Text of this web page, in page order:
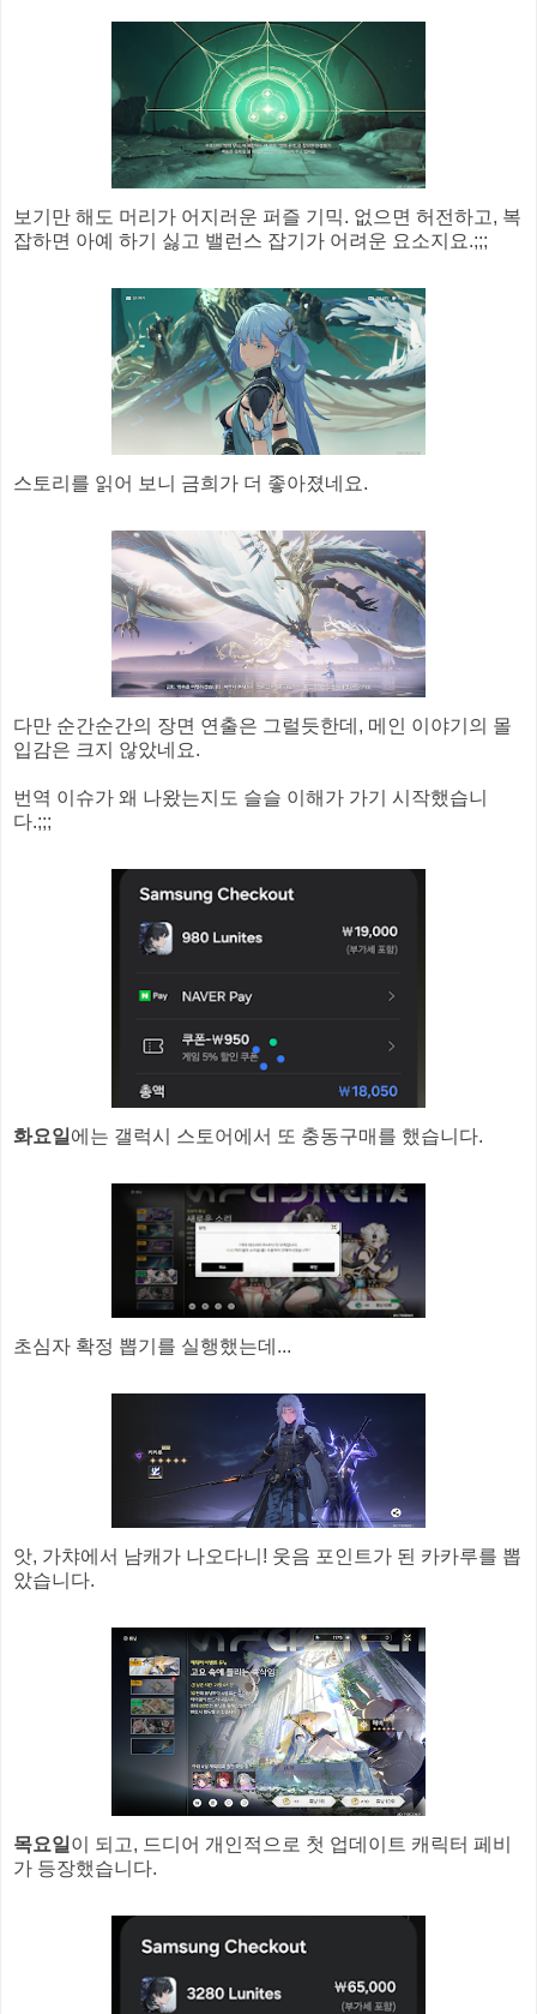
보기만 해도 머리가 어지러운 퍼즐 기믹. 없으면 허전하고, 복
잡하면 아예 하기 싫고 밸런스 잡기가 어려운 요소지요.;;;
스토리를 읽어 보니 금희가 더 좋아졌네요.
다만 순간순간의 장면 연출은 그럴듯한데, 메인 이야기의 몰
입감은 크지 않았네요.
번역 이슈가 왜 나왔는지도 슬슬 이해가 가기 시작했습니
다.;;;
화요일 에는 갤럭시 스토어에서 또 충동구매를 했습니다.
초심자 확정 뽑기를 실행했는데...
앗, 가챠에서 남캐가 나오다니! 웃음 포인트가 된 카카루를 뽑
았습니다.
목요일 이 되고, 드디어 개인적으로 첫 업데이트 캐릭터 페비
가 등장했습니다.